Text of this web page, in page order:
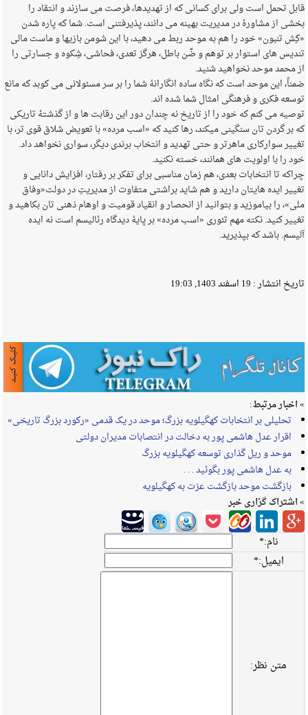
قابل تحمل است ولی برای کسانی که از تهدیدها، فرصت می سازند و انتقاد را
بخشی از مشاورهٔ در مدیریت بهینه می دانند، پذیرفتنی است. شما که پاره شدن
«کِش تنبون» خود را هم به موحد ربط می دهید، با این شومن بازیها و ماست مالی
تندیس های استوار بر توهم و ضِّن باطل، هرگز تعدی، فحاشی، شِکوه و جسارتی را
از محمد موحد نخواهید شنید.
ضمناً، این موحد است که نگاه ساده انگارانهٔ شما را بر سر مسئولانی می کوبد که مانع
توسعه فکری و فرهنگی امثال شما شده اند.
توصیه می کنم که خود را از تاریخ نه چندان دور این رقابت ها و از گذشتهٔ تاریکی
که بر گردن تان سنگینی میکند، رها کنید که «اسب مرده» با تعویض شلاق قوی تر، با
تغییر سوارکاری ماهرتر و حتی تهدید و انتخاب برندی دیگر، سواری نخواهد داد.
خود را با اولویت های همانند، خسته نکنید.
چراکه تا انتخابات بعدی، هم زمان مناسبی برای تفکر بر رفتار، افزایش دانایی و
تغییر ایده هایتان دارید و هم شاید براشتی متفاوت از مدیریتِ در دولت«وفاق
ملی»، را بیاموزید و بتوانید از انحصار و انقیاد قومیت و اوهام ذهنی تان بکاهید و
تغییر کنید. نکته مهم تئوری «اسب مرده» بر پایهٔ دیدگاه رئالیسم است نه ایده
آلیسم. باشد که بپذیرید.
تاریخ انتشار : 19 اسفند 1403, 19:03
» اخبار مرتبط:
تحلیلی بر انتخابات کهگیلویه بزرگ؛ موحد در یک قدمی «رکورد بزرگ تاریخی»
اقرار عدل هاشمی پور به دخالت در انتصابات مدیران دولتی
موحد و ریل گذاری توسعه کهگیلویه بزرگ
به عدل هاشمی پور بگوئید . . .
بازگشت موحد بازگشت عزت به کهگیلویه
» اشتراک گزاری خبر
نام:*
ایمیل:*
متن نظر: